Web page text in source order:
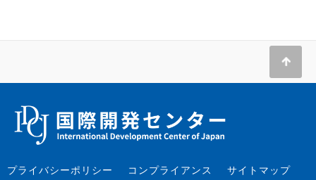
プライバシーポリシー コンプライアンス サイトマップ